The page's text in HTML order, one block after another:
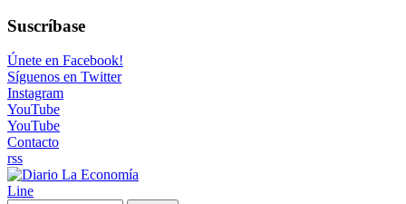
Suscríbase
Únete en Facebook!
Síguenos en Twitter
Instagram
YouTube
YouTube
Contacto
rss
Line